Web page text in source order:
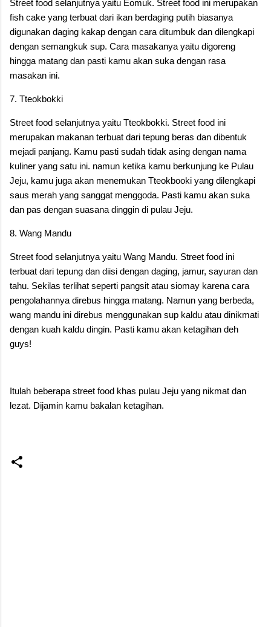
Street food selanjutnya yaitu Eomuk. Street food ini merupakan
fish cake yang terbuat dari ikan berdaging putih biasanya
digunakan daging kakap dengan cara ditumbuk dan dilengkapi
dengan semangkuk sup. Cara masakanya yaitu digoreng
hingga matang dan pasti kamu akan suka dengan rasa
masakan ini.
7. Tteokbokki
Street food selanjutnya yaitu Tteokbokki. Street food ini
merupakan makanan terbuat dari tepung beras dan dibentuk
mejadi panjang. Kamu pasti sudah tidak asing dengan nama
kuliner yang satu ini. namun ketika kamu berkunjung ke Pulau
Jeju, kamu juga akan menemukan Tteokbooki yang dilengkapi
saus merah yang sanggat menggoda. Pasti kamu akan suka
dan pas dengan suasana dinggin di pulau Jeju.
8. Wang Mandu
Street food selanjutnya yaitu Wang Mandu. Street food ini
terbuat dari tepung dan diisi dengan daging, jamur, sayuran dan
tahu. Sekilas terlihat seperti pangsit atau siomay karena cara
pengolahannya direbus hingga matang. Namun yang berbeda,
wang mandu ini direbus menggunakan sup kaldu atau dinikmati
dengan kuah kaldu dingin. Pasti kamu akan ketagihan deh
guys!
Itulah beberapa street food khas pulau Jeju yang nikmat dan
lezat. Dijamin kamu bakalan ketagihan.